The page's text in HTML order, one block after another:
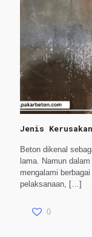
Jenis
Beton dikenal
lama. Namun
mengalami
pelaksanaan, […]
0